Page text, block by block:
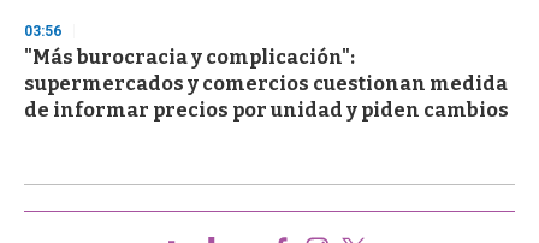
03:56
"Más burocracia y complicación":
supermercados y comercios cuestionan medida
de informar precios por unidad y piden cambios